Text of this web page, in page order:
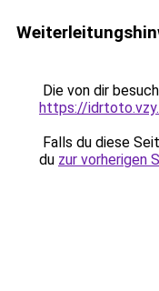
Die von dir
https://
Falls du diese
du zur vorherigen